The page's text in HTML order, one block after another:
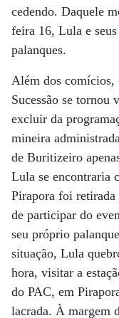
cedendo. Daquele
feira 16, Lula e
palanques.
Além dos comícios,
Sucessão se
excluir da
mineira
de Buritizeiro
Lula se encontraria
Pirapora foi
de participar do
seu próprio
situação, Lula
hora, visitar a
do PAC, em
lacrada. À margem